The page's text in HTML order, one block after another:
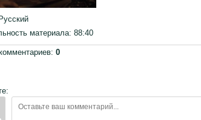
материала: 88:40
: 0